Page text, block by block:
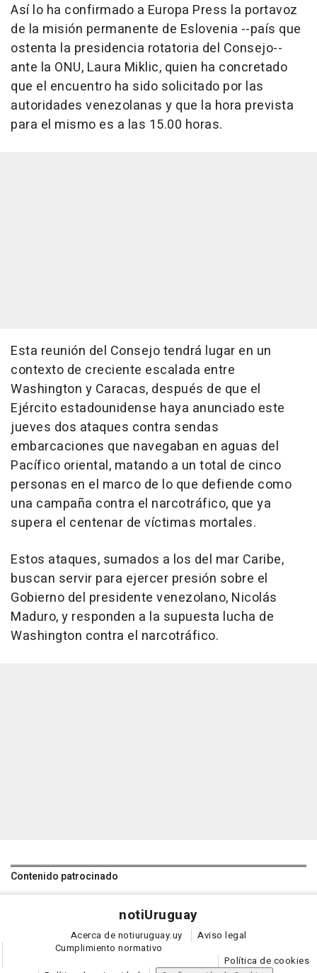
Así lo ha confirmado a Europa Press la portavoz
de la misión permanente de Eslovenia --país que
ostenta la presidencia rotatoria del Consejo--
ante la ONU, Laura Miklic, quien ha concretado
que el encuentro ha sido solicitado por las
autoridades venezolanas y que la hora prevista
para el mismo es a las 15.00 horas.
Esta reunión del Consejo tendrá lugar en un
contexto de creciente escalada entre
Washington y Caracas, después de que el
Ejército estadounidense haya anunciado este
jueves dos ataques contra sendas
embarcaciones que navegaban en aguas del
Pacífico oriental, matando a un total de cinco
personas en el marco de lo que defiende como
una campaña contra el narcotráfico, que ya
supera el centenar de víctimas mortales.
Estos ataques, sumados a los del mar Caribe,
buscan servir para ejercer presión sobre el
Gobierno del presidente venezolano, Nicolás
Maduro, y responden a la supuesta lucha de
Washington contra el narcotráfico.
Contenido patrocinado
notiUruguay
Acerca de notiuruguay.uy
Aviso legal
Cumplimiento normativo
Política de cookies